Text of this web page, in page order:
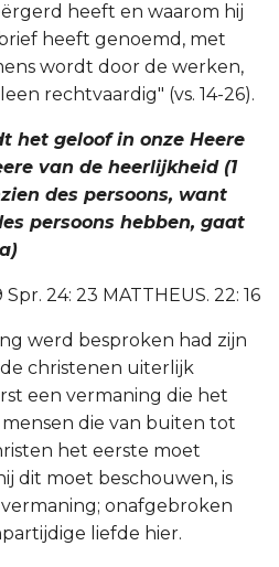
heeft en waarom hij
heeft genoemd, met
wordt door de werken,
rechtvaardig" (vs. 14-26).
het geloof in onze Heere
van de heerlijkheid (1
des persoons, want
persoons hebben, gaat
Spr. 24: 23 MATTHEUS. 22: 16
werd besproken had zijn
christenen uiterlijk
een vermaning die het
die van buiten tot
het eerste moet
dit moet beschouwen, is
onafgebroken
liefde hier.